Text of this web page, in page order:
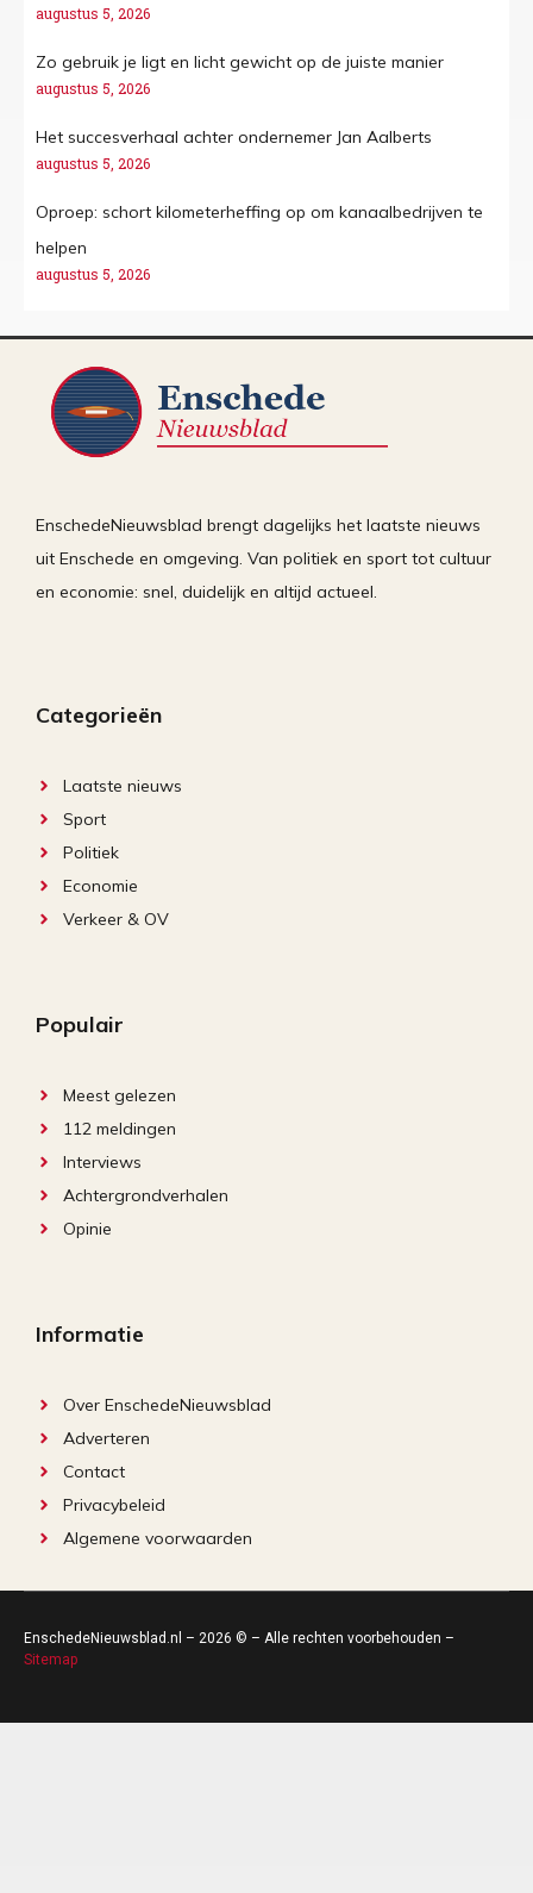
augustus 5, 2026
Zo gebruik je ligt en licht gewicht op de juiste manier
augustus 5, 2026
Het succesverhaal achter ondernemer Jan Aalberts
augustus 5, 2026
Oproep: schort kilometerheffing op om kanaalbedrijven te
helpen
augustus 5, 2026
EnschedeNieuwsblad brengt dagelijks het laatste nieuws
uit Enschede en omgeving. Van politiek en sport tot cultuur
en economie: snel, duidelijk en altijd actueel.
Categorieën
Laatste nieuws
Sport
Politiek
Economie
Verkeer & OV
Populair
Meest gelezen
112 meldingen
Interviews
Achtergrondverhalen
Opinie
Informatie
Over EnschedeNieuwsblad
Adverteren
Contact
Privacybeleid
Algemene voorwaarden
EnschedeNieuwsblad.nl – 2026 © – Alle rechten voorbehouden –
Sitemap